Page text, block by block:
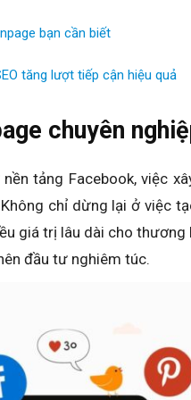
​bạn cần biết
tăng lượt tiếp cận hiệu quả
chuyên
tảng Facebook, việc
chỉ dừng lại ở việc
giá trị lâu dài cho
đầu tư nghiêm túc.